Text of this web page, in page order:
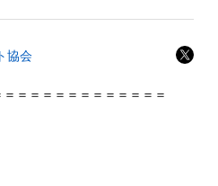
られません。)にかかる知的財産
又はそれらの権利につき登録等を
権利者またはその管理委託を受
イテムに関する創作物にかかる
しません。
協会
＝＝＝＝＝＝＝＝＝＝＝＝